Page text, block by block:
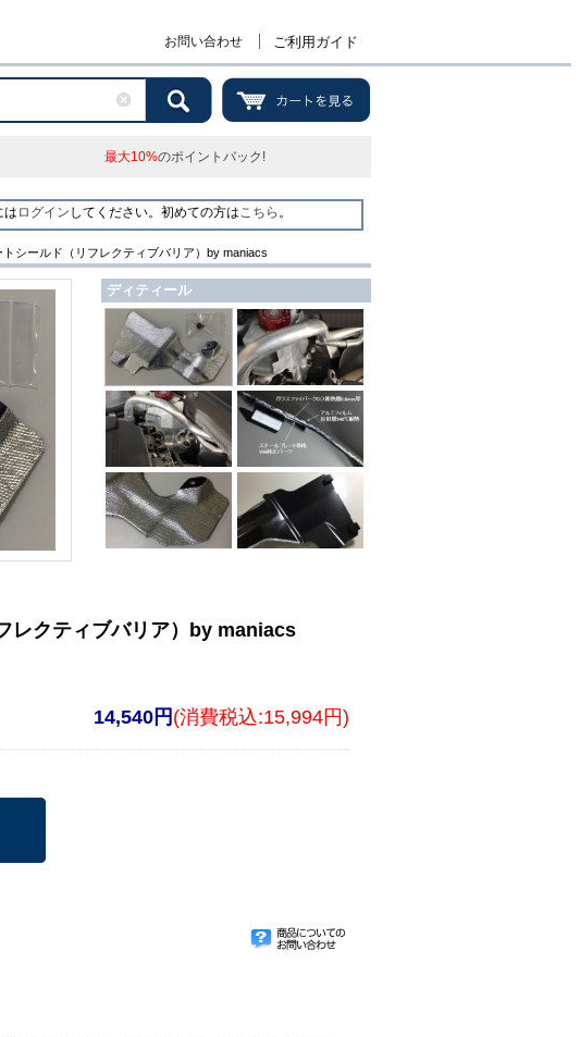
お問い合わせ ご利用ガイド
最大10%のポイントバック!
は ログイン してください。初めての方はこちら 。
シールド（リフレクティブバリア）by maniacs
レクティブバリア）by maniacs
14,540円 (消費税込:15,994円)
ディティール